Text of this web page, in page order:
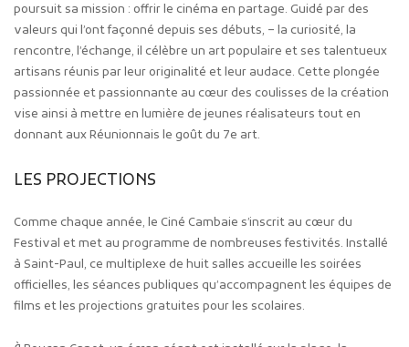
poursuit sa mission : offrir le cinéma en partage. Guidé par des
valeurs qui l’ont façonné depuis ses débuts, – la curiosité, la
rencontre, l’échange, il célèbre un art populaire et ses talentueux
artisans réunis par leur originalité et leur audace. Cette plongée
passionnée et passionnante au cœur des coulisses de la création
vise ainsi à mettre en lumière de jeunes réalisateurs tout en
donnant aux Réunionnais le goût du 7e art.
LES PROJECTIONS
Comme chaque année, le Ciné Cambaie s’inscrit au cœur du
Festival et met au programme de nombreuses festivités. Installé
à Saint-­Paul, ce multiplexe de huit salles accueille les soirées
officielles, les séances publiques qu’accompagnent les équipes de
films et les projections gratuites pour les scolaires.